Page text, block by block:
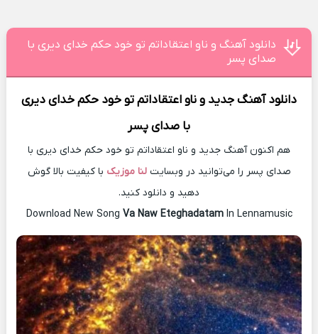
دانلود آهنگ و ناو اعتقاداتم تو خود حکم خدای دیری با
صدای پسر
دانلود آهنگ جدید و ناو اعتقاداتم تو خود حکم خدای دیری
با صدای پسر
هم اکنون آهنگ جدید و ناو اعتقاداتم تو خود حکم خدای دیری با
صدای پسر را می‌توانید در وبسایتلنا موزیک با کیفیت بالا گوش
دهید و دانلود کنید.
Download New Song Va Naw EteghadatamIn Lennamusic